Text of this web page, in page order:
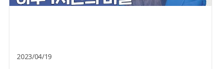
2023/04/19